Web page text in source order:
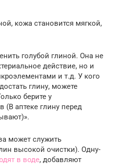
кожа становится мягкой,
голубой глиной. Она не
действие, но и
и т.д. У кого
глину, можете
берите у
аптеке глину перед
может служить
высокой очистки). Одну-
в воде, добавляют